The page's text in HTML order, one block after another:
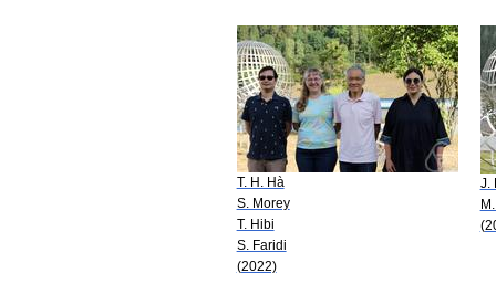
T. H. Hà
S. Morey
T. Hibi
S. Faridi
(2022)
J.